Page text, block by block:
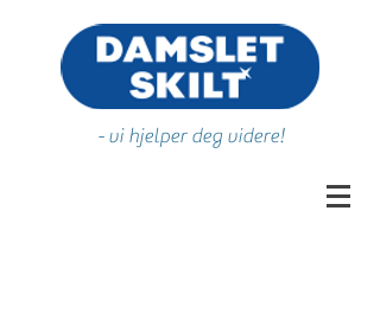
- vi hjelper deg videre!